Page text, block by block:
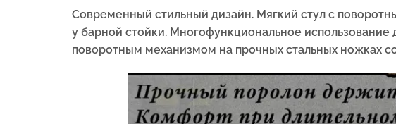
Современный стильный дизайн. Мягкий стул с
у барной стойки. Многофункциональное использование
поворотным механизмом на прочных стальных ножках